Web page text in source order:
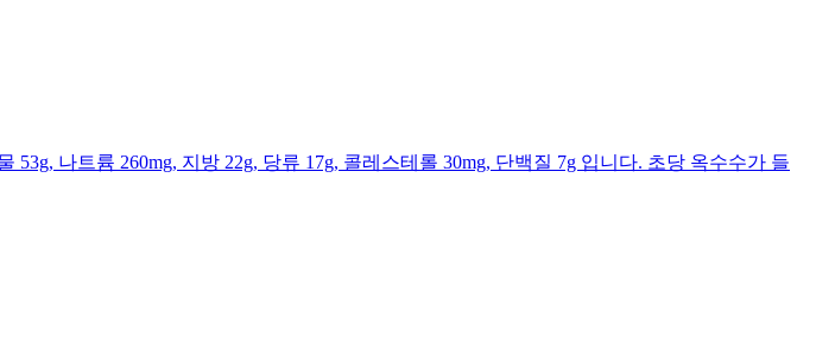
나트륨 260mg, 지방 22g, 당류 17g, 콜레스테롤 30mg, 단백질 7g 입니다. 초당 옥수수가 들